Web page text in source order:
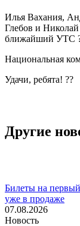
Илья Вахания,
Глебов и
ближайший УТС
Национальная
Удачи, ребята! ??
Другие
Билеты на
уже в продаже
07.08.2026
Новость